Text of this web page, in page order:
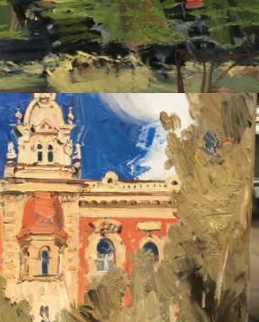
ДУДЧЕНКО НИКОЛАЙ